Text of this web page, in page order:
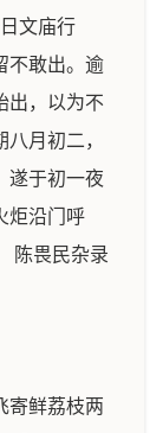
文庙行
不敢出。逾
出，以为不
月初二，
遂于初一夜
炬沿门呼
陈畏民杂录
寄鲜荔枝两